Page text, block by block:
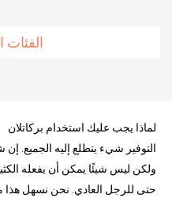
الفئات
لماذا يجب عليك استخدام بركاتلان
التوفير شيء يتطلع إليه الجميع. إن
ولكن ليس شيئًا يمكن أن يفعله
حتى للرجل العادي. نحن نسهل هذا